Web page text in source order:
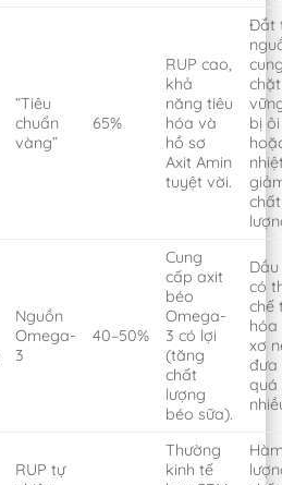
“Tiêu
chuẩn
vàng”
65%
RUP cao,
khả
năng tiêu
hóa và
hồ sơ
Axit Amin
tuyệt vời.
Đắt
bị
chất
Nguồn
Omega-
3
40–50%
Cung
cấp axit
béo
Omega-
3 có lợi
(tăng
chất
lượng
béo sữa).
có
chế
hóa
xơ
đưa
quá
RUP tự
Thường
kinh tế